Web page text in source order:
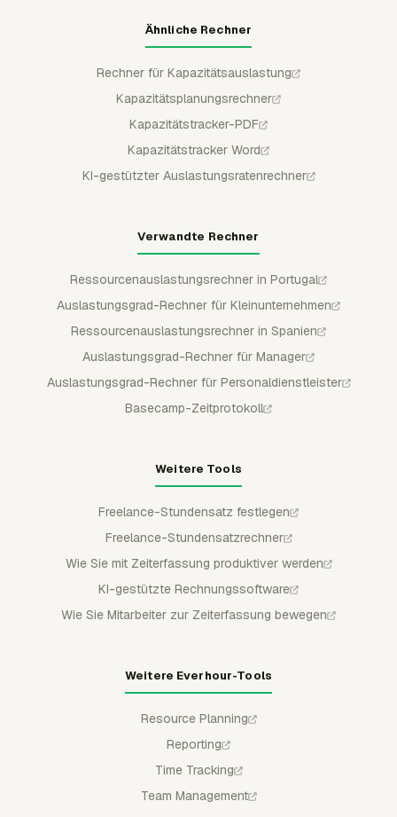
Ähnliche Rechner
Rechner für Kapazitätsauslastung
Kapazitätsplanungsrechner
Kapazitätstracker-PDF
Kapazitätstracker Word
KI-gestützter Auslastungsratenrechner
Verwandte Rechner
Ressourcenauslastungsrechner in Portugal
Auslastungsgrad-Rechner für Kleinunternehmen
Ressourcenauslastungsrechner in Spanien
Auslastungsgrad-Rechner für Manager
Auslastungsgrad-Rechner für Personaldienstleister
Basecamp-Zeitprotokoll
Weitere Tools
Freelance-Stundensatz festlegen
Freelance-Stundensatzrechner
Wie Sie mit Zeiterfassung produktiver werden
KI-gestützte Rechnungssoftware
Wie Sie Mitarbeiter zur Zeiterfassung bewegen
Weitere Everhour-Tools
Resource Planning
Reporting
Time Tracking
Team Management